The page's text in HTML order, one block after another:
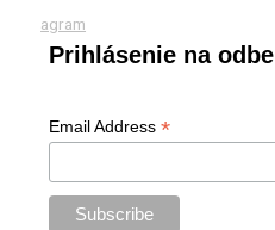
Prihlásenie na
Email Address *